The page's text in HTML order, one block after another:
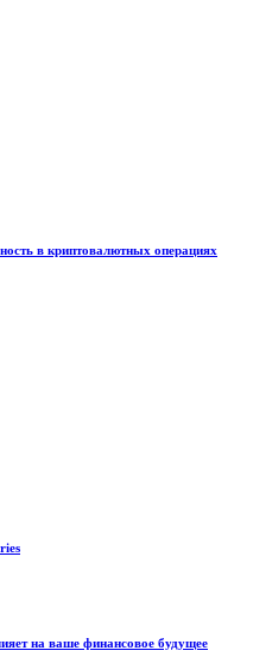
в криптовалютных операциях
на ваше финансовое будущее